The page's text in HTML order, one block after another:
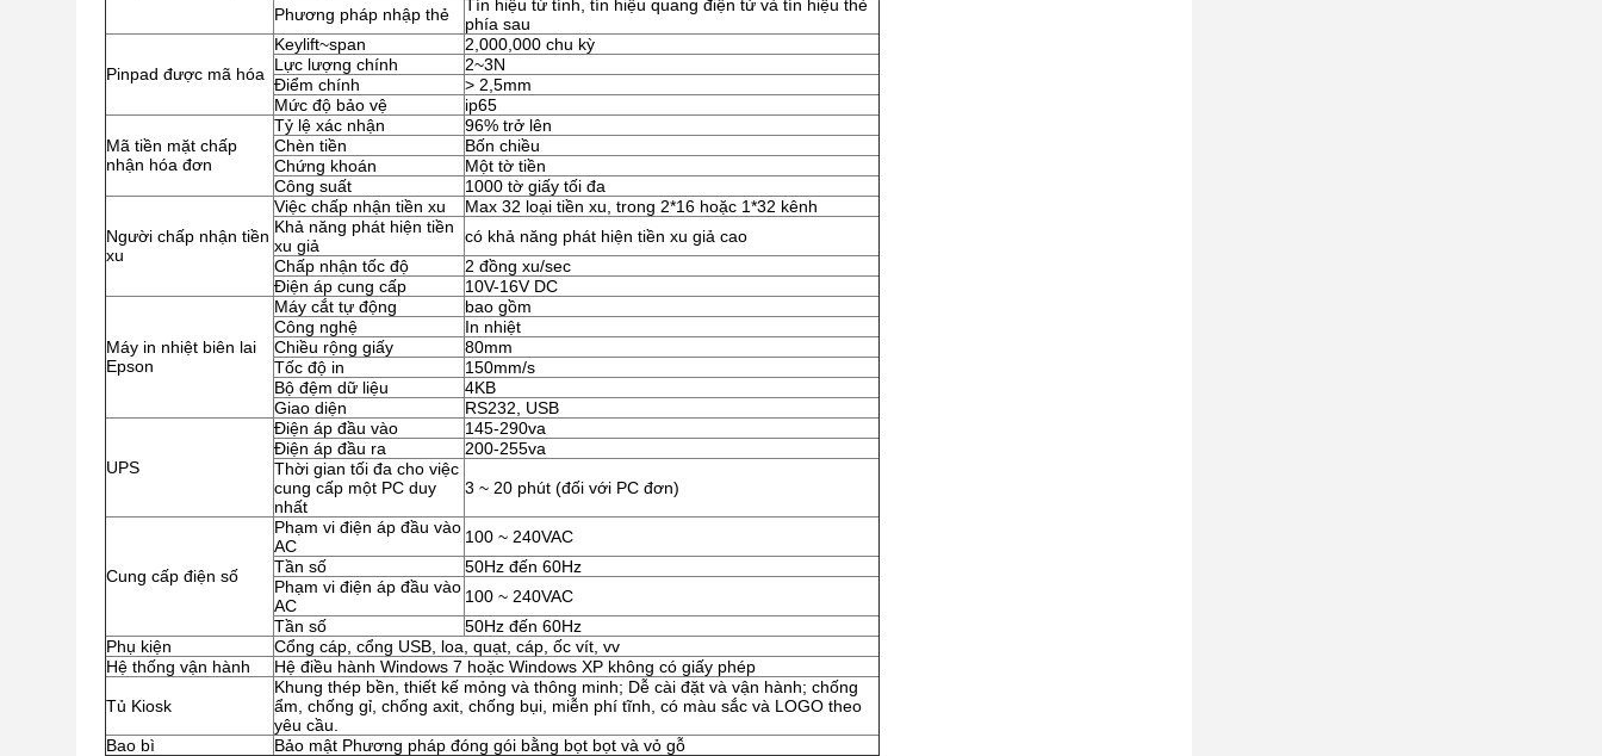
Phương pháp nhập thẻ
Tín hiệu từ tính, tín hiệu quang điện tử và tín hiệu thẻ
phía sau
Pinpad được mã hóa
Keylift~span
2,000,000 chu kỳ
Lực lượng chính
2~3N
Điểm chính
> 2,5mm
Mức độ bảo vệ
ip65
Mã tiền mặt chấp
nhận hóa đơn
Tỷ lệ xác nhận
96% trở lên
Chèn tiền
Bốn chiều
Chứng khoán
Một tờ tiền
Công suất
1000 tờ giấy tối đa
Người chấp nhận tiền
xu
Việc chấp nhận tiền xu
Max 32 loại tiền xu, trong 2*16 hoặc 1*32 kênh
Khả năng phát hiện tiền
xu giả
có khả năng phát hiện tiền xu giả cao
Chấp nhận tốc độ
2 đồng xu/sec
Điện áp cung cấp
10V-16V DC
Máy in nhiệt biên lai
Epson
Máy cắt tự động
bao gồm
Công nghệ
In nhiệt
Chiều rộng giấy
80mm
Tốc độ in
150mm/s
Bộ đệm dữ liệu
4KB
Giao diện
RS232, USB
UPS
Điện áp đầu vào
145-290va
Điện áp đầu ra
200-255va
Thời gian tối đa cho việc
cung cấp một PC duy
nhất
3 ~ 20 phút (đối với PC đơn)
Cung cấp điện số
Phạm vi điện áp đầu vào
AC
100 ~ 240VAC
Tần số
50Hz đến 60Hz
Phạm vi điện áp đầu vào
AC
100 ~ 240VAC
Tần số
50Hz đến 60Hz
Phụ kiện
Cổng cáp, cổng USB, loa, quạt, cáp, ốc vít, vv
Hệ thống vận hành
Hệ điều hành Windows 7 hoặc Windows XP không có giấy phép
Tủ Kiosk
Khung thép bền, thiết kế mỏng và thông minh; Dễ cài đặt và vận hành; chống
ẩm, chống gỉ, chống axit, chống bụi, miễn phí tĩnh, có màu sắc và LOGO theo
yêu cầu.
Bao bì
Bảo mật Phương pháp đóng gói bằng bọt bọt và vỏ gỗ